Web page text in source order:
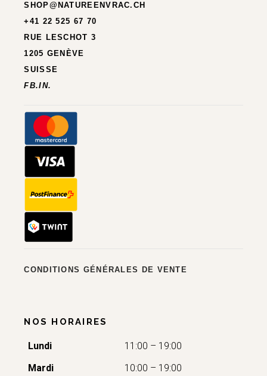
SHOP@NATUREENVRAC.CH
+41 22 525 67 70
RUE LESCHOT 3
1205 GENÈVE
SUISSE
FB.IN.
CONDITIONS GÉNÉRALES DE VENTE
NOS HORAIRES
Lundi
11:00 – 19:00
Mardi
10:00 – 19:00